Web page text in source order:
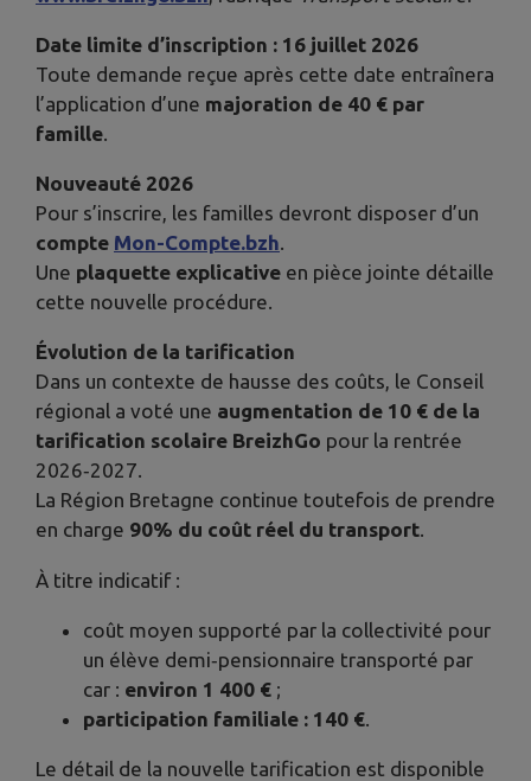
Date limite d’inscription : 16 juillet 2026
Toute demande reçue après cette date entraînera
l’application d’une majoration de 40 € par
famille.
Nouveauté 2026
Pour s’inscrire, les familles devront disposer d’un
compte Mon-Compte.bzh.
Une plaquette explicative en pièce jointe détaille
cette nouvelle procédure.
Évolution de la tarification
Dans un contexte de hausse des coûts, le Conseil
régional a voté une augmentation de 10 € de la
tarification scolaire BreizhGo pour la rentrée
2026‑2027.
La Région Bretagne continue toutefois de prendre
en charge 90% du coût réel du transport.
À titre indicatif :
coût moyen supporté par la collectivité pour
un élève demi‑pensionnaire transporté par
car : environ 1 400 € ;
participation familiale : 140 €
Le détail de la nouvelle tarification est disponible